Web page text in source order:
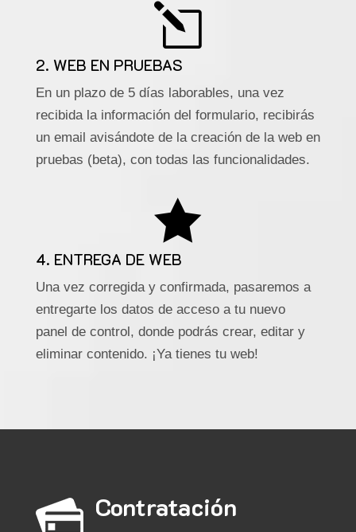
l
2. WEB EN PRUEBAS
En un plazo de 5 días laborables, una vez
recibida la información del formulario, recibirás
un email avisándote de la creación de la web en
pruebas (beta), con todas las funcionalidades.

4. ENTREGA DE WEB
Una vez corregida y confirmada, pasaremos a
entregarte los datos de acceso a tu nuevo
panel de control, donde podrás crear, editar y
eliminar contenido. ¡Ya tienes tu web!
Contratación